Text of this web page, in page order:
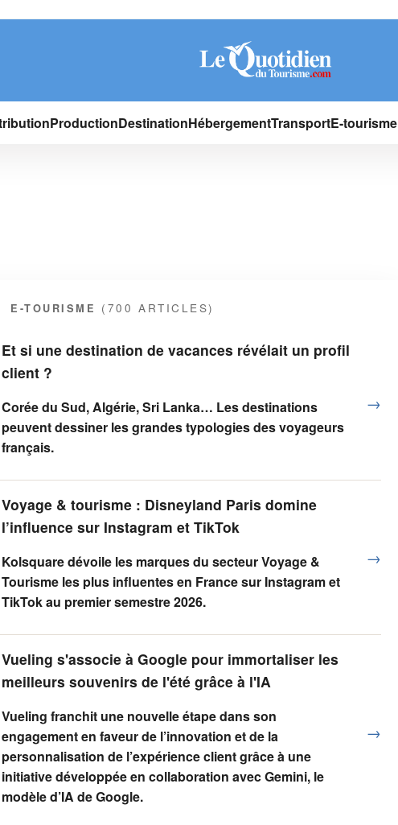
ProductionDestinationHébergementTransportE-tourisme
E-TOURISME (700 ARTICLES)
Et si une destination de vacances révélait un profil
client ?
Corée du Sud, Algérie, Sri Lanka… Les destinations
peuvent dessiner les grandes typologies des voyageurs
français.
→
Voyage & tourisme : Disneyland Paris domine
l’influence sur Instagram et TikTok
Kolsquare dévoile les marques du secteur Voyage &
Tourisme les plus influentes en France sur Instagram et
TikTok au premier semestre 2026.
→
Vueling s'associe à Google pour immortaliser les
meilleurs souvenirs de l'été grâce à l'IA
Vueling franchit une nouvelle étape dans son
engagement en faveur de l’innovation et de la
personnalisation de l’expérience client grâce à une
initiative développée en collaboration avec Gemini, le
modèle d’IA de Google.
→